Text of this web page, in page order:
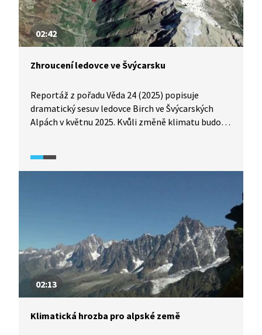
02:42
Zhroucení ledovce ve Švýcarsku
Reportáž z pořadu Věda 24 (2025) popisuje
dramatický sesuv ledovce Birch ve Švýcarských
Alpách v květnu 2025. Kvůli změně klimatu budou
s kolapsem ledovce v Peru v roce 1970, kterou
02:13
Klimatická hrozba pro alpské země